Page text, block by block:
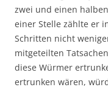
zwei und einen
einer Stelle zählte er
Schritten nicht
mitgeteilten
diese Würmer
ertrunken wären,